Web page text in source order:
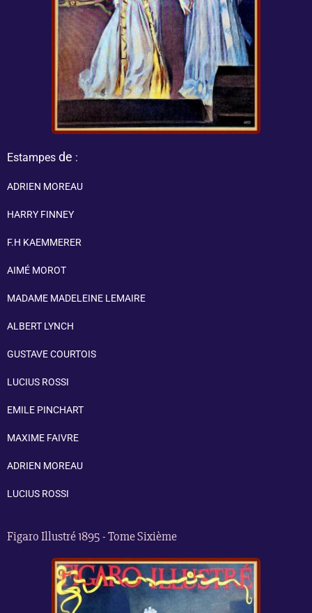
Estampes de :
ADRIEN MOREAU
HARRY FINNEY
F.H KAEMMERER
AIMÉ MOROT
MADAME MADELEINE LEMAIRE
ALBERT LYNCH
GUSTAVE COURTOIS
LUCIUS ROSSI
EMILE PINCHART
MAXIME FAIVRE
ADRIEN MOREAU
LUCIUS ROSSI
Figaro Illustré 1895 - Tome Sixième